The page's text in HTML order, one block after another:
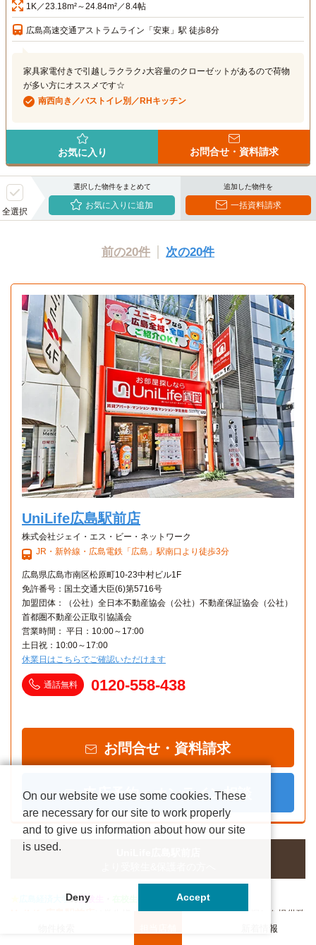
1K／23.18m²～24.84m²／8.4帖
広島高速交通アストラムライン「安東」駅 徒歩8分
家具家電付きで引越しラクラク♪大容量のクローゼットがあるので荷物
が多い方にオススメです☆
南西向き／バストイレ別／RHキッチン
お気に入り お問合せ・資料請求
全選択
選択した物件をまとめて
お気に入りに追加
追加した物件を
一括資料請求
前の20件 次の20件
UniLife広島駅前店
株式会社ジェイ・エス・ビー・ネットワーク
JR・新幹線・広島電鉄「広島」駅南口より徒歩3分
広島県広島市南区松原町10-23中村ビル1F
免許番号：国土交通大臣(6)第5716号
加盟団体：（公社）全日本不動産協会（公社）不動産保証協会（公社）
首都圏不動産公正取引協議会
営業時間： 平日：10:00～17:00
土日祝：10:00～17:00
休業日はこちらでご確認いただけます
通話無料 0120-558-438
お問合せ・資料請求
来店予約・オンライン相談
広島経済大学の受験生 のみなさま★
は学生様・親御様に安心頂けるお部屋探しを提供致
新着情報
On our website we use some cookies. These
are necessary for our site to work properly
and to give us information about how our site
is used.
Deny Accept